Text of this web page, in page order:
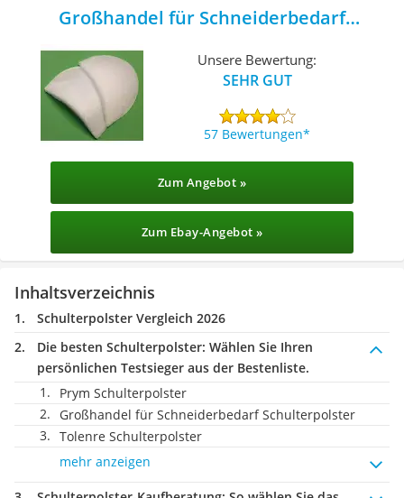
Großhandel für Schneiderbedarf
Unsere Bewertung:
SEHR GUT
57 Bewertungen
Zum Angebot »
Zum Ebay-Angebot »
Inhaltsverzeichnis
Schulterpolster Vergleich 2026
Die besten Schulterpolster: Wählen Sie Ihren
persönlichen Testsieger aus der Bestenliste.
Prym Schulterpolster
Großhandel für Schneiderbedarf Schulterpolster
Tolenre Schulterpolster
mehr anzeigen